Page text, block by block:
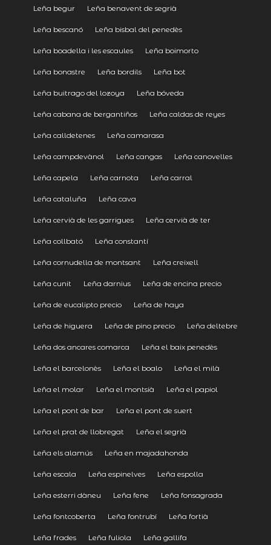
Leña begur Leña benavent de segrià
Leña bescanó Leña bisbal del penedès
Leña boadella i les escaules Leña boimorto
Leña bonastre Leña bordils Leña bot
Leña buitrago del lozoya Leña bóveda
Leña cabana de bergantiños Leña caldas de reyes
Leña calldetenes Leña camarasa
Leña campdevànol Leña cangas Leña canovelles
Leña capela Leña carnota Leña carral
Leña cataluña Leña cava
Leña cervià de les garrigues Leña cervià de ter
Leña collbató Leña constantí
Leña cornudella de montsant Leña creixell
Leña cunit Leña darnius Leña de encina precio
Leña de eucalipto precio Leña de haya
Leña de higuera Leña de pino precio Leña deltebre
Leña dos ancares comarca Leña el baix penedès
Leña el barcelonès Leña el boalo Leña el milà
Leña el molar Leña el montsià Leña el papiol
Leña el pont de bar Leña el pont de suert
Leña el prat de llobregat Leña el segrià
Leña els alamús Leña en majadahonda
Leña escala Leña espinelves Leña espolla
Leña esterri dàneu Leña fene Leña fonsagrada
Leña fontcoberta Leña fontrubí Leña fortià
Leña frades Leña fuliola Leña gallifa